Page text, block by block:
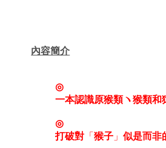
內容簡介
◎
一本認識原猴類ヽ猴類和
◎
打破對 「猴子 」似是而非